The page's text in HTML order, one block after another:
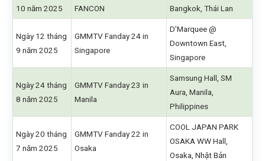
10 năm 2025
FANCON
Bangkok, Thái Lan
Ngày 12 tháng
9 năm 2025
GMMTV Fanday 24 in
Singapore
D’Marquee @
Downtown East,
Singapore
Ngày 24 tháng
8 năm 2025
GMMTV Fanday 23 in
Manila
Samsung Hall, SM
Aura, Manila,
Philippines
Ngày 20 tháng
7 năm 2025
GMMTV Fanday 22 in
Osaka
COOL JAPAN PARK
OSAKA WW Hall,
Osaka, Nhật Bản